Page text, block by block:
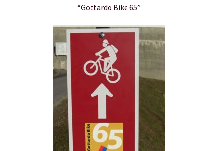
“Gottardo Bike 65”